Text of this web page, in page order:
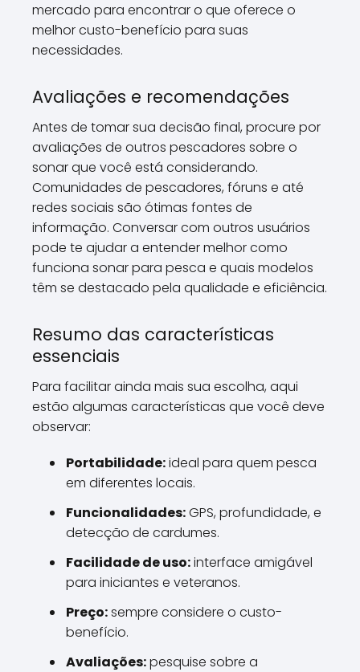
mercado para encontrar o que oferece o
melhor custo-benefício para suas
necessidades.
Avaliações e recomendações
Antes de tomar sua decisão final, procure por
avaliações de outros pescadores sobre o
sonar que você está considerando.
Comunidades de pescadores, fóruns e até
redes sociais são ótimas fontes de
informação. Conversar com outros usuários
pode te ajudar a entender melhor como
funciona sonar para pesca e quais modelos
têm se destacado pela qualidade e eficiência.
Resumo das características
essenciais
Para facilitar ainda mais sua escolha, aqui
estão algumas características que você deve
observar:
Portabilidade:ideal para quem pesca
em diferentes locais.
Funcionalidades:GPS, profundidade, e
detecção de cardumes.
Facilidade de uso:interface amigável
para iniciantes e veteranos.
Preço:sempre considere o custo-
benefício.
Avaliações:pesquise sobre a